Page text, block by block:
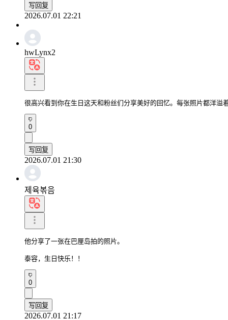
写回复
2026.07.01 22:21
hwLynx2
很高兴看到你在生日这天和粉丝们分享美好的回忆。每张照片都洋溢
0
写回复
2026.07.01 21:30
제육볶음
他分享了一张在巴厘岛拍的照片。
泰容，生日快乐！！
0
写回复
2026.07.01 21:17